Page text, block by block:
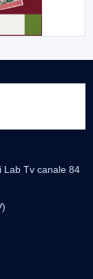
Lab Tv canale 84